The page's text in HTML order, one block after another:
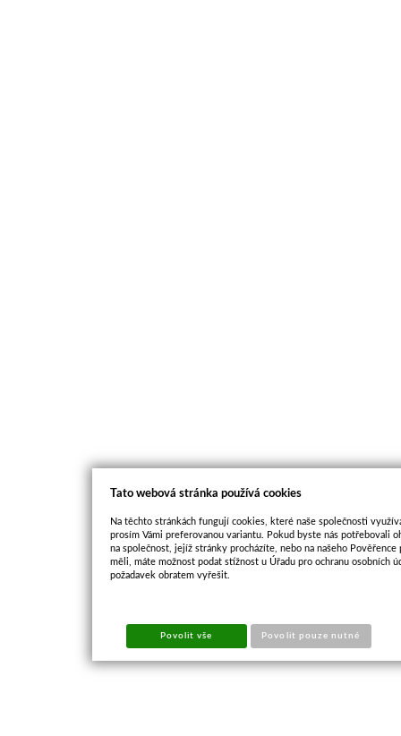
Tato webová stránka používá cookies
Na těchto stránkách fungují cookies, které naše společnosti
prosím Vámi preferovanou variantu. Pokud byste nás potřebovali
na společnost, jejíž stránky procházíte, nebo na našeho
měli, máte možnost podat stížnost u Úřadu pro ochranu osobních
požadavek obratem vyřešit.
Povolit vše Povolit pouze nutné